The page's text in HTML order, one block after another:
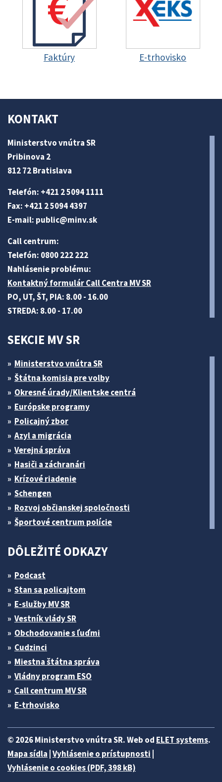
Faktúry E-trhovisko
KONTAKT
Ministerstvo vnútra SR
Pribinova 2
812 72 Bratislava
Telefón: +421 2 5094 1111
Fax: +421 2 5094 4397
E-mail: public@minv.sk
Call centrum:
Telefón: 0800 222 222
Nahlásenie problému:
Kontaktný formulár Call Centra MV SR
PO, UT, ŠT, PIA: 8.00 - 16.00
STREDA: 8.00 - 17.00
SEKCIE MV SR
Ministerstvo vnútra SR
Štátna komisia pre volby
Okresné úrady/Klientske centrá
Európske programy
Policajný zbor
Azyl a migrácia
Verejná správa
Hasiči a záchranári
Krízové riadenie
Schengen
Rozvoj občianskej spoločnosti
Športové centrum polície
DÔLEŽITÉ ODKAZY
Podcast
Stan sa policajtom
E-služby MV SR
Vestník vlády SR
Obchodovanie s ľuďmi
Cudzinci
Miestna štátna správa
Vládny program ESO
Call centrum MV SR
E-trhovisko
© 2026 Ministerstvo vnútra SR. Web od ELET systems.
Mapa sídla Vyhlásenie o prístupnosti
Vyhlásenie o cookies (PDF, 398 kB)